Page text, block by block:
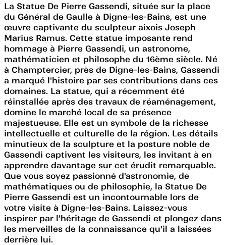
La Statue De Pierre Gassendi, située sur la place
du Général de Gaulle à Digne-les-Bains, est une
œuvre captivante du sculpteur aixois Joseph
Marius Ramus. Cette statue imposante rend
hommage à Pierre Gassendi, un astronome,
mathématicien et philosophe du 16ème siècle. Né
à Champtercier, près de Digne-les-Bains, Gassendi
a marqué l'histoire par ses contributions dans ces
domaines. La statue, qui a récemment été
réinstallée après des travaux de réaménagement,
domine le marché local de sa présence
majestueuse. Elle est un symbole de la richesse
intellectuelle et culturelle de la région. Les détails
minutieux de la sculpture et la posture noble de
Gassendi captivent les visiteurs, les invitant à en
apprendre davantage sur cet érudit remarquable.
Que vous soyez passionné d'astronomie, de
mathématiques ou de philosophie, la Statue De
Pierre Gassendi est un incontournable lors de
votre visite à Digne-les-Bains. Laissez-vous
inspirer par l'héritage de Gassendi et plongez dans
les merveilles de la connaissance qu'il a laissées
derrière lui.